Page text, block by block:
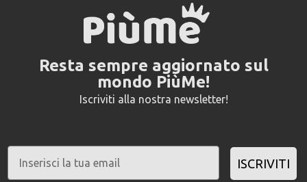
Resta sempre aggiornato sul
mondo PiùMe!
Iscriviti alla nostra newsletter!
ISCRIVITI